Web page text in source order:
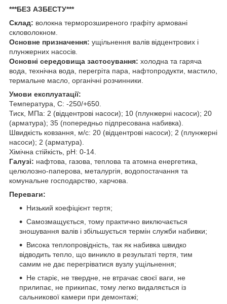
***БЕЗ АЗБЕСТУ***
Склад: волокна терморозширеного графіту армовані
скловолокном.
Основне призначення: ущільнення валів відцентрових і
плунжерних насосів.
Основні середовища застосування: холодна та гаряча
вода, технічна вода, перегріта пара, нафтопродукти, мастило,
термальне масло, органічні розчинники.
Умови експлуатації:
Температура, С: -250/+650.
Тиск, МПа: 2 (відцентрові насоси); 10 (плунжерні насоси); 20
(арматура); 35 (попередньо підпресована набивка).
Швидкість ковзання, м/с: 20 (відцентрові насоси); 2 (плунжерні
насоси); 2 (арматура).
Хімічна стійкість, рН: 0-14.
Галузі: нафтова, газова, теплова та атомна енергетика,
целюлозно-паперова, металургія, водопостачання та
комунальне господарство, харчова.
Переваги:
Низький коефіцієнт тертя;
Самозмащується, тому практично виключається
зношування валів і збільшується термін служби набивки;
Висока теплопровідність, так як набивка швидко
відводить тепло, що виникло в результаті тертя, тим
самим не дає перегріватися вузлу ущільнення;
Не старіє, не твердне, не втрачає своєї ваги, не
прилипає, не прикипає, тому легко видаляється із
сальникової камери при демонтажі;